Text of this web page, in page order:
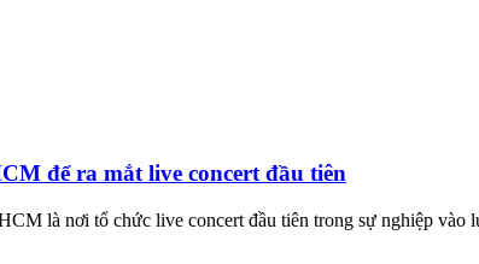
để ra mắt live concert đầu tiên
là nơi tổ chức live concert đầu tiên trong sự nghiệp vào